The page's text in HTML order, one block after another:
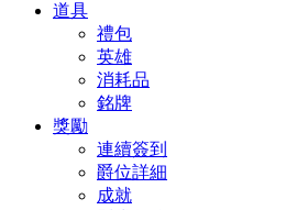
道具
禮包
英雄
消耗品
銘牌
獎勵
連續簽到
爵位詳細
成就